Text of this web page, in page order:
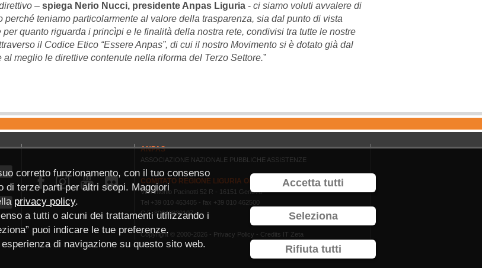
–spiega Nerio Nucci, presidente Anpas Liguria -ci siamo voluti avvalere di
perché teniamo particolarmente al valore della trasparenza, sia dal punto di vista
per quanto riguarda i princìpi e le finalità della nostra rete, condivisi tra tutte le nostre
il Codice Etico “Essere Anpas”, di cui il nostro Movimento si è dotato già dal
al meglio le direttive contenute nella riforma del Terzo Settore.”
  
ANPAS
ASSOCIAZIONE NAZIONALE PUBBLICHE ASSISTENZE
COMITATO REGIONE LIGURIA ODV
Via Antonio Pacinotti 52 R - 16151 Genova
Tel +39 010 463405 - fax +39 010 462500
C.F. 80046830107
Copyright © 2000-2026 - Privacy Policy - Credits IT Zeta
corretto funzionamento, con il tuo consenso
di terze parti per altri scopi. Maggiori
privacy policy.
a tutti o alcuni dei trattamenti utilizzando i
puoi indicare le tue preferenze.
di navigazione su questo sito web.
Accetta tutti
Seleziona
Rifiuta tutti